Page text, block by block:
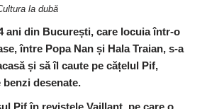
la dubă
ani din București, care locuia într-o
între Popa Nan și Hala Traian, s-a
și să îl caute pe cățelul Pif,
desenate.
Pif în revistele Vaillant, pe care o